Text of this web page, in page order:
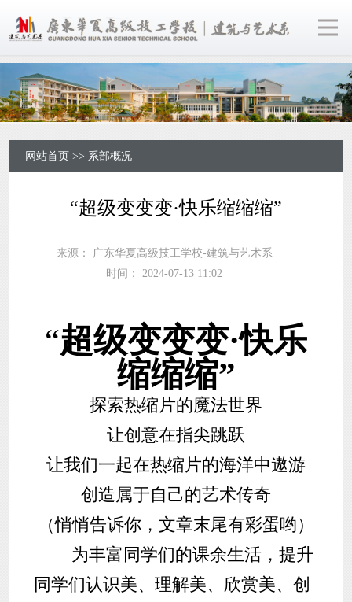
网站首页>> 系部概况
“超级变变变·快乐缩缩缩”
来源：
广东华夏高级技工学校-建筑与艺术系
时间： 2024-07-13 11:02
“超级变变变·快乐
缩缩缩”
探索热缩片的魔法世界
让创意在指尖跳跃
让我们一起在热缩片的海洋中遨游
创造属于自己的艺术传奇
（悄悄告诉你，文章末尾有彩蛋哟）
为丰富同学们的课余生活，提升
同学们认识美、理解美、欣赏美、创